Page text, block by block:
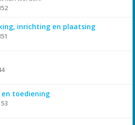
inrichting en plaatsing
en toediening